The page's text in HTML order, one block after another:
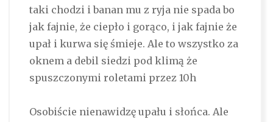
taki chodzi i banan mu z ryja nie spada bo
jak fajnie, że ciepło i gorąco, i jak fajnie że
upał i kurwa się śmieje. Ale to wszystko za
oknem a debil siedzi pod klimą że
spuszczonymi roletami przez 10h
Osobiście nienawidzę upału i słońca. Ale